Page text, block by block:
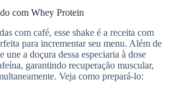
com Whey Protein
com café, esse shake é a receita com
para incrementar seu menu. Além de
une a doçura dessa especiaria à dose
garantindo recuperação muscular,
Veja como prepará-lo: